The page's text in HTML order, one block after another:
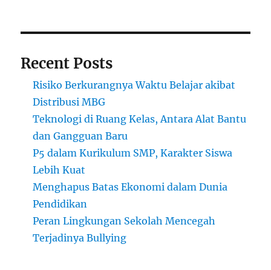
Medan
Recent Posts
Risiko Berkurangnya Waktu Belajar akibat
Distribusi MBG
Teknologi di Ruang Kelas, Antara Alat Bantu
dan Gangguan Baru
P5 dalam Kurikulum SMP, Karakter Siswa
Lebih Kuat
Menghapus Batas Ekonomi dalam Dunia
Pendidikan
Peran Lingkungan Sekolah Mencegah
Terjadinya Bullying